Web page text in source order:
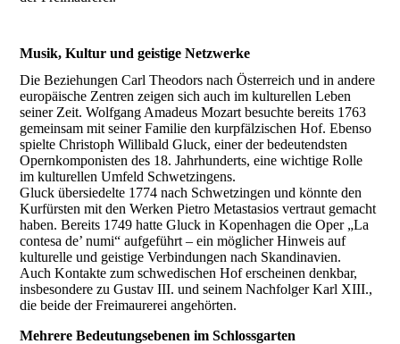
Musik, Kultur und geistige Netzwerke
Die Beziehungen Carl Theodors nach Österreich und in andere
europäische Zentren zeigen sich auch im kulturellen Leben
seiner Zeit. Wolfgang Amadeus Mozart besuchte bereits 1763
gemeinsam mit seiner Familie den kurpfälzischen Hof. Ebenso
spielte Christoph Willibald Gluck, einer der bedeutendsten
Opernkomponisten des 18. Jahrhunderts, eine wichtige Rolle
im kulturellen Umfeld Schwetzingens.
Gluck übersiedelte 1774 nach Schwetzingen und könnte den
Kurfürsten mit den Werken Pietro Metastasios vertraut gemacht
haben. Bereits 1749 hatte Gluck in Kopenhagen die Oper „La
contesa de’ numi“ aufgeführt – ein möglicher Hinweis auf
kulturelle und geistige Verbindungen nach Skandinavien.
Auch Kontakte zum schwedischen Hof erscheinen denkbar,
insbesondere zu Gustav III. und seinem Nachfolger Karl XIII.,
die beide der Freimaurerei angehörten.
Mehrere Bedeutungsebenen im Schlossgarten